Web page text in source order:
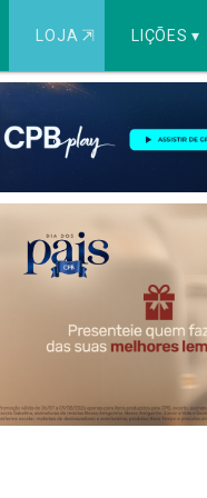
LOJA ⇱ LIÇÕES ▾